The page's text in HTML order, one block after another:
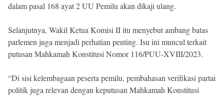
dalam pasal 168 ayat 2 UU Pemilu akan dikaji ulang.
Selanjutnya, Wakil Ketua Komisi II itu menyebut ambang batas
parlemen juga menjadi perhatian penting. Isu ini muncul terkait
putusan Mahkamah Konstitusi Nomor 116/PUU-XVIII/2023.
“Di sisi kelembagaan peserta pemilu, pembahasan verifikasi partai
politik juga relevan dengan keputusan Mahkamah Konstitusi